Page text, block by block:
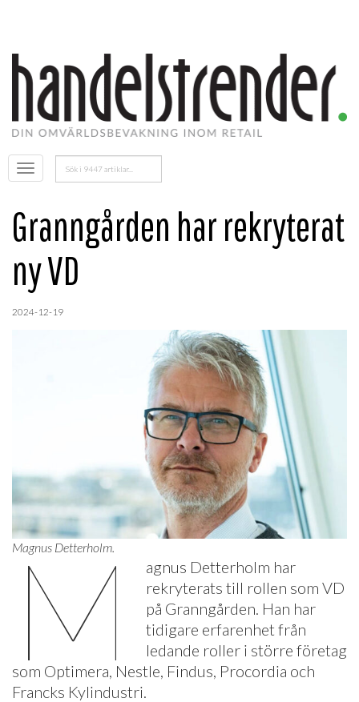
Öppna
menyn
Sök
efter:
Granngården har rekryterat
ny VD
2024-12-19
Magnus Detterholm.
M
agnus Detterholm har
rekryterats till rollen som VD
på Granngården. Han har
tidigare erfarenhet från
ledande roller i större företag
som Optimera, Nestle, Findus, Procordia och
Francks Kylindustri.